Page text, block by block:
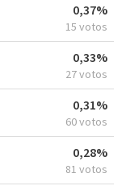
0,37%
15 votos
0,33%
27 votos
0,31%
60 votos
0,28%
81 votos